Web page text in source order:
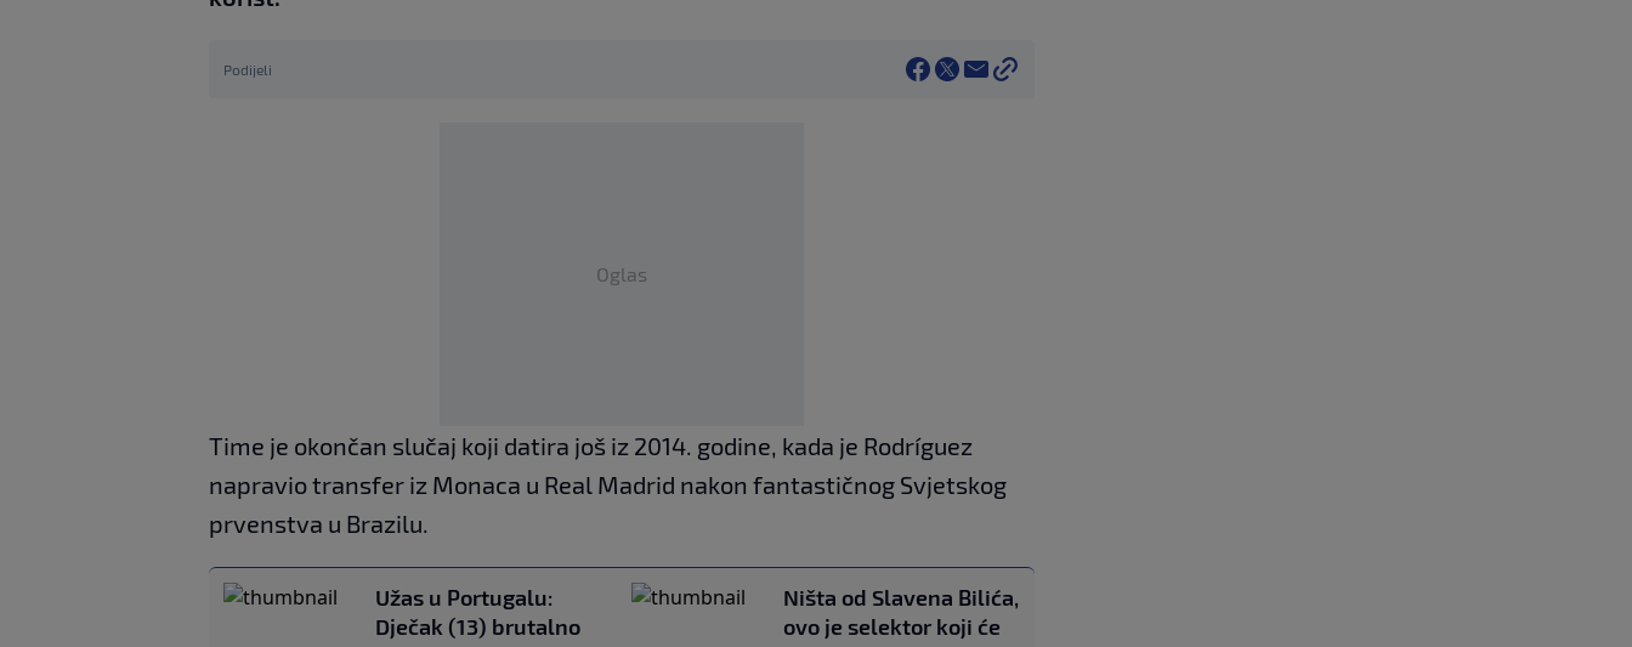
Podijeli
Oglas
Time je okončan slučaj koji datira još iz 2014. godine, kada je Rodríguez
napravio transfer iz Monaca u Real Madrid nakon fantastičnog Svjetskog
prvenstva u Brazilu.
Užas u Portugalu:
Dječak (13) brutalno
Ništa od Slavena Bilića,
ovo je selektor koji će